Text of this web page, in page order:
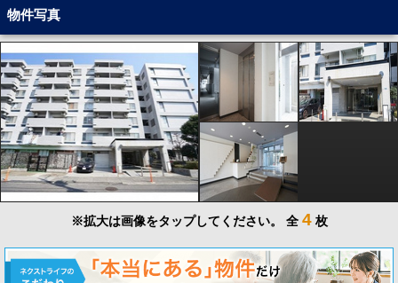
物件写真
※拡大は画像をタップしてください。 全 4 枚